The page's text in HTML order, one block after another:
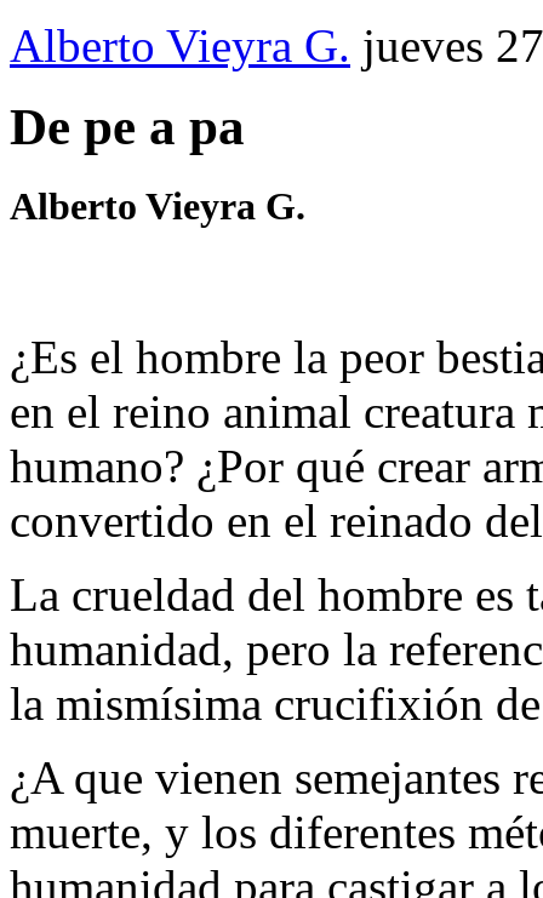
Alberto Vieyra G. jueves
De pe a pa
Alberto Vieyra G.
¿Es el hombre la peor
en el reino animal creatura
humano? ¿Por qué crear
convertido en el reinado
La crueldad del hombre es
humanidad, pero la
la mismísima crucifixión
¿A que vienen semejantes
muerte, y los diferentes
humanidad para castigar a